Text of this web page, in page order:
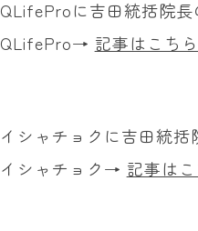
QLifeProに吉田統括院長
QLifePro→ 記事はこちら
イシャチョクに吉田統括
イシャチョク→ 記事は